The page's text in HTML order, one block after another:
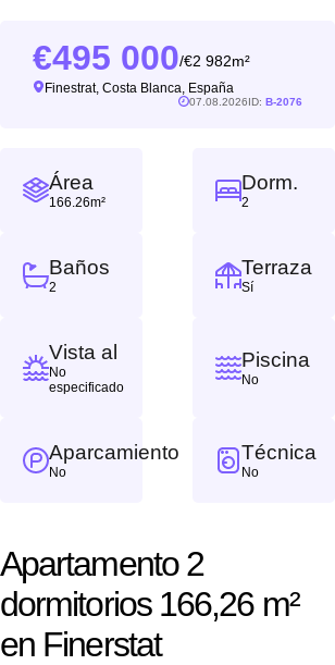
495 000/ 2 982m²
Finestrat, Costa Blanca, España
07.08.2026ID: B-2076
Área
166.26m²
Dorm.
2
Baños
2
Terraza
Sí
Vista al
No
especificado
Piscina
No
Aparcamiento
No
Técnica
No
Apartamento 2
dormitorios 166,26 m²
en Finerstat